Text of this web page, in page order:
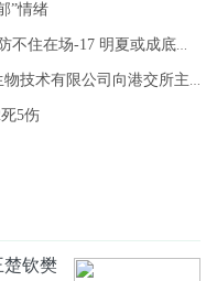
”情绪
在场-17 明夏或成底薪替补
交上市申请，大摩、小摩、高盛为其联席保荐人
5伤
楚钦樊